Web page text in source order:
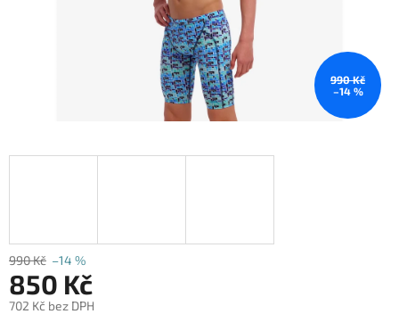
990 Kč
–14 %
990 Kč –14 %
850 Kč
702 Kč bez DPH